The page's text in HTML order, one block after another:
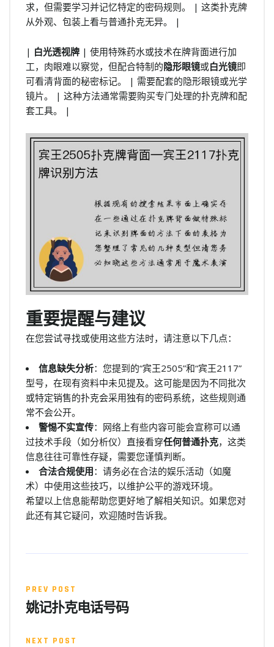
求，但需要学习并记忆特定的密码规则。 | 这类扑克牌
从外观、包装上看与普通扑克无异。 |
| 白光透视牌 | 使用特殊药水或技术在牌背面进行加
工，肉眼难以察觉，但配合特制的隐形眼镜或白光镜即
可看清背面的秘密标记。 | 需要配套的隐形眼镜或光学
镜片。 | 这种方法通常需要购买专门处理的扑克牌和配
套工具。 |
重要提醒与建议
在您尝试寻找或使用这些方法时，请注意以下几点：
信息缺失分析：您提到的“宾王2505”和“宾王2117”
型号，在现有资料中未见提及。这可能是因为不同批次
或特定销售的扑克会采用独有的密码系统，这些规则通
常不会公开。
警惕不实宣传：网络上有些内容可能会宣称可以通
过技术手段（如分析仪）直接看穿任何普通扑克，这类
信息往往可靠性存疑，需要您谨慎判断。
合法合规使用：请务必在合法的娱乐活动（如魔
术）中使用这些技巧，以维护公平的游戏环境。
希望以上信息能帮助您更好地了解相关知识。如果您对
此还有其它疑问，欢迎随时告诉我。
PREV POST
姚记扑克电话号码
NEXT POST